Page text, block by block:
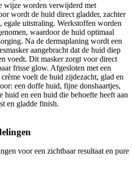
wijze worden verwijderd met
wordt de huid direct gladder, zachter
egale uitstraling. Werkstoffen worden
waardoor de huid optimaal
Na de dermaplaning wordt een
aangebracht dat de huid diep
voedt. Dit masker zorgt voor direct
frisse glow. Afgesloten met een
voelt de huid zijdezacht, glad en
een doffe huid, fijne donshaartjes,
huid en een huid die behoefte heeft aan
en gladde finish.
voor een zichtbaar resultaat en pure